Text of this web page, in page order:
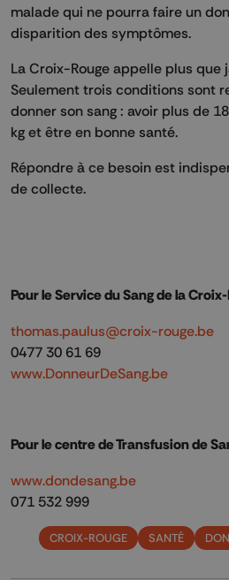
malade qui ne pourra faire un
disparition des symptômes.
La Croix-Rouge appelle plus que
Seulement trois conditions sont
donner son sang : avoir plus de
kg et être en bonne santé.
Répondre à ce besoin est
de collecte.
Pour le Service du Sang de la
thomas.paulus@croix-rouge.be
0477 30 61 69
www.DonneurDeSang.be
Pour le centre de Transfusion de
www.dondesang.be
071 532 999
CROIX-ROUGE SANTÉ DON